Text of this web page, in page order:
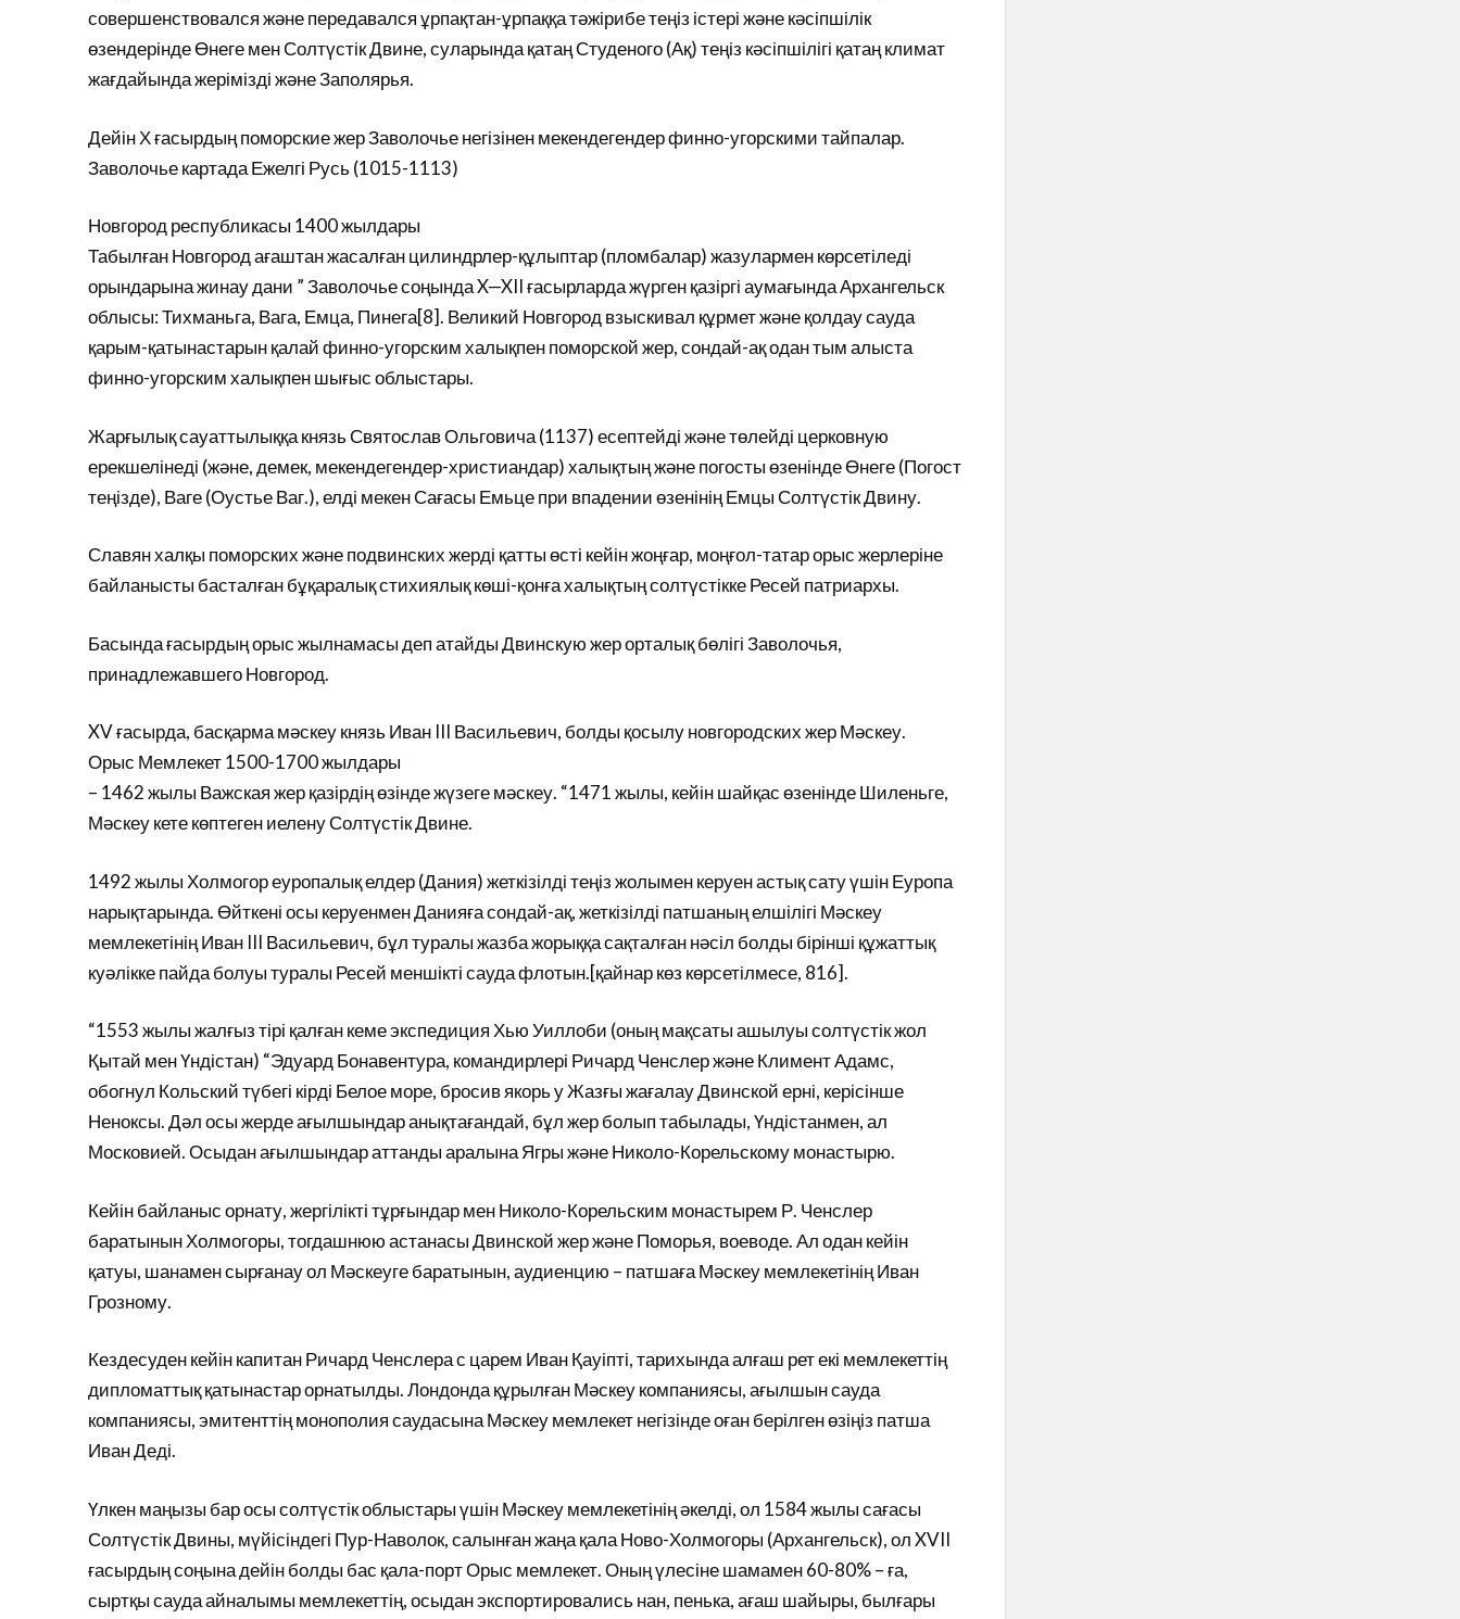
совершенствовался және передавался ұрпақтан-ұрпаққа тәжірибе теңіз істері және кәсіпшілік
өзендерінде Өнеге мен Солтүстік Двине, суларында қатаң Студеного (Ақ) теңіз кәсіпшілігі қатаң климат
жағдайында жерімізді және Заполярья.
Дейін Х ғасырдың поморские жер Заволочье негізінен мекендегендер финно-угорскими тайпалар.
Заволочье картада Ежелгі Русь (1015-1113)
Новгород республикасы 1400 жылдары
Табылған Новгород ағаштан жасалған цилиндрлер-құлыптар (пломбалар) жазулармен көрсетіледі
орындарына жинау дани ” Заволочье соңында X—XII ғасырларда жүрген қазіргі аумағында Архангельск
облысы: Тихманьга, Вага, Емца, Пинега[8]. Великий Новгород взыскивал құрмет және қолдау сауда
қарым-қатынастарын қалай финно-угорским халықпен поморской жер, сондай-ақ одан тым алыста
финно-угорским халықпен шығыс облыстары.
Жарғылық сауаттылыққа князь Святослав Ольговича (1137) есептейді және төлейді церковную
ерекшелінеді (және, демек, мекендегендер-христиандар) халықтың және погосты өзенінде Өнеге (Погост
теңізде), Ваге (Оустье Ваг.), елді мекен Сағасы Емьце при впадении өзенінің Емцы Солтүстік Двину.
Славян халқы поморских және подвинских жерді қатты өсті кейін жоңғар, моңғол-татар орыс жерлеріне
байланысты басталған бұқаралық стихиялық көші-қонға халықтың солтүстікке Ресей патриархы.
Басында ғасырдың орыс жылнамасы деп атайды Двинскую жер орталық бөлігі Заволочья,
принадлежавшего Новгород.
XV ғасырда, басқарма мәскеу князь Иван III Васильевич, болды қосылу новгородских жер Мәскеу.
Орыс Мемлекет 1500-1700 жылдары
– 1462 жылы Важская жер қазірдің өзінде жүзеге мәскеу. “1471 жылы, кейін шайқас өзенінде Шиленьге,
Мәскеу кете көптеген иелену Солтүстік Двине.
1492 жылы Холмогор еуропалық елдер (Дания) жеткізілді теңіз жолымен керуен астық сату үшін Еуропа
нарықтарында. Өйткені осы керуенмен Данияға сондай-ақ, жеткізілді патшаның елшілігі Мәскеу
мемлекетінің Иван III Васильевич, бұл туралы жазба жорыққа сақталған нәсіл болды бірінші құжаттық
куәлікке пайда болуы туралы Ресей меншікті сауда флотын.[қайнар көз көрсетілмесе, 816].
“1553 жылы жалғыз тірі қалған кеме экспедиция Хью Уиллоби (оның мақсаты ашылуы солтүстік жол
Қытай мен Үндістан) “Эдуард Бонавентура, командирлері Ричард Ченслер және Климент Адамс,
обогнул Кольский түбегі кірді Белое море, бросив якорь у Жазғы жағалау Двинской ерні, керісінше
Неноксы. Дәл осы жерде ағылшындар анықтағандай, бұл жер болып табылады, Үндістанмен, ал
Московией. Осыдан ағылшындар аттанды аралына Ягры және Николо-Корельскому монастырю.
Кейін байланыс орнату, жергілікті тұрғындар мен Николо-Корельским монастырем Р. Ченслер
баратынын Холмогоры, тогдашнюю астанасы Двинской жер және Поморья, воеводе. Ал одан кейін
қатуы, шанамен сырғанау ол Мәскеуге баратынын, аудиенцию – патшаға Мәскеу мемлекетінің Иван
Грозному.
Кездесуден кейін капитан Ричард Ченслера с царем Иван Қауіпті, тарихында алғаш рет екі мемлекеттің
дипломаттық қатынастар орнатылды. Лондонда құрылған Мәскеу компаниясы, ағылшын сауда
компаниясы, эмитенттің монополия саудасына Мәскеу мемлекет негізінде оған берілген өзіңіз патша
Иван Деді.
Үлкен маңызы бар осы солтүстік облыстары үшін Мәскеу мемлекетінің әкелді, ол 1584 жылы сағасы
Солтүстік Двины, мүйісіндегі Пур-Наволок, салынған жаңа қала Ново-Холмогоры (Архангельск), ол XVII
ғасырдың соңына дейін болды бас қала-порт Орыс мемлекет. Оның үлесіне шамамен 60-80% – ға,
сыртқы сауда айналымы мемлекеттің, осыдан экспортировались нан, пенька, ағаш шайыры, былғары